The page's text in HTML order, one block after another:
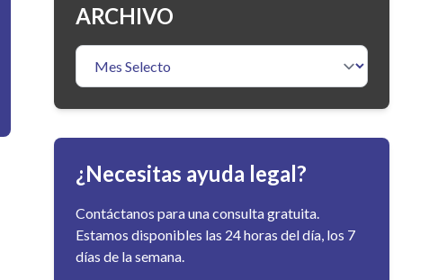
ARCHIVO
¿Necesitas ayuda legal?
Contáctanos para una consulta gratuita.
Estamos disponibles las 24 horas del día, los 7
días de la semana.